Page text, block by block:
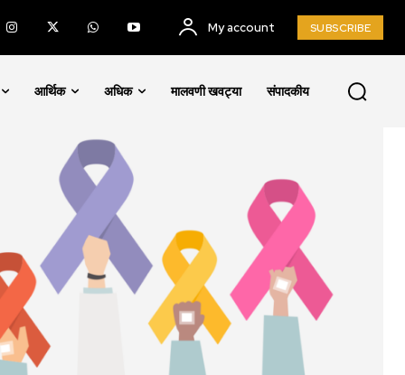
My account SUBSCRIBE
आर्थिक अधिक मालवणी खवट्या संपादकीय